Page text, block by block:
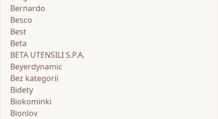
Bernardo
Besco
Best
Beta
BETA UTENSILI S.P.A.
Beyerdynamic
Bez kategorii
Bidety
Biokominki
Bionlov